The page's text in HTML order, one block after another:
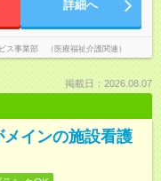
詳細へ
ス事業部 （医療福祉介護関連）
掲載日：2026.08.07
インの施設看護